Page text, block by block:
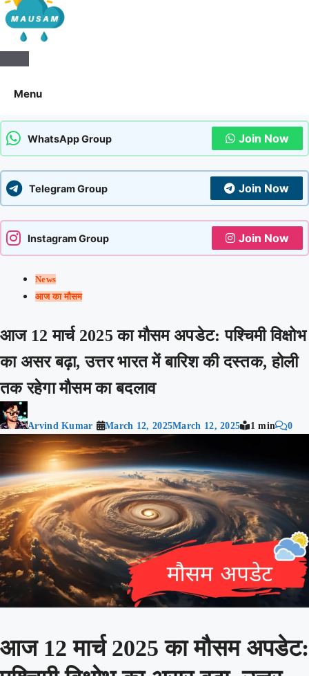
Aaj Ka Mausam | आज का मौसम | कल का
मौसम की जानकारी सबसे पहले
Menu
WhatsApp Group Join Now
Telegram Group Join Now
Instagram Group Join Now
News
आज का मौसम
आज 12 मार्च 2025 का मौसम अपडेट: पश्चिमी विक्षोभ
का असर बढ़ा, उत्तर भारत में बारिश की दस्तक, होली
तक रहेगा मौसम का बदलाव
Arvind Kumar March 12, 2025March 12, 2025 1 min 0
आज 12 मार्च 2025 का मौसम अपडेट: